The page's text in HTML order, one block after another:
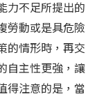
力不足所提出的
勞動或是具危險
的情形時，再交
自主性更強，讓
得注意的是，當